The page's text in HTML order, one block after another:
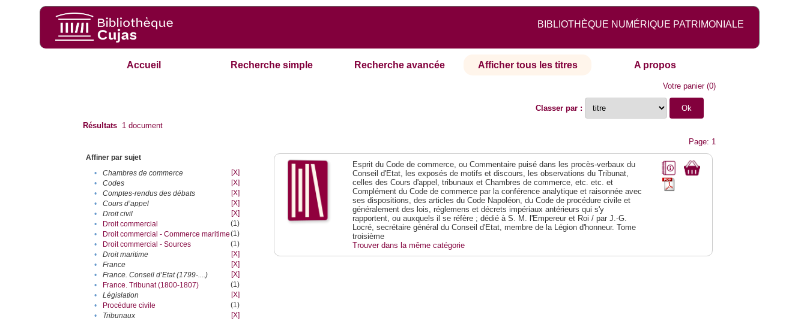
BIBLIOTHÈQUE NUMÉRIQUE PATRIMONIALE
Accueil Recherche simple Recherche avancée Afficher tous les titres A propos
Votre panier(0)
Classer par :
Résultats 1 document
Page: 1
Affiner par sujet
•
Chambres de commerce
[X]
•
Codes
[X]
•
Comptes-rendus des débats
[X]
•
Cours d’appel
[X]
•
Droit civil
[X]
•
Droit commercial
(1)
•
Droit commercial - Commerce maritime(1)
•
Droit commercial - Sources
(1)
•
Droit maritime
[X]
•
France
[X]
•
France. Conseil d’Etat (1799-....)
[X]
•
France. Tribunat (1800-1807)
(1)
•
Législation
[X]
•
Procédure civile
(1)
•
Tribunaux
[X]
Esprit du Code de commerce, ou Commentaire puisé dans les procès-verbaux du
Conseil d'Etat, les exposés de motifs et discours, les observations du Tribunat,
celles des Cours d'appel, tribunaux et Chambres de commerce, etc. etc. et
Complément du Code de commerce par la conférence analytique et raisonnée avec
ses dispositions, des articles du Code Napoléon, du Code de procédure civile et
généralement des lois, réglemens et décrets impériaux antérieurs qui s'y
rapportent, ou auxquels il se réfère ; dédié à S. M. l'Empereur et Roi / par J.-G.
Locré, secrétaire général du Conseil d'Etat, membre de la Légion d'honneur. Tome
troisième
Trouver dans la même catégorie